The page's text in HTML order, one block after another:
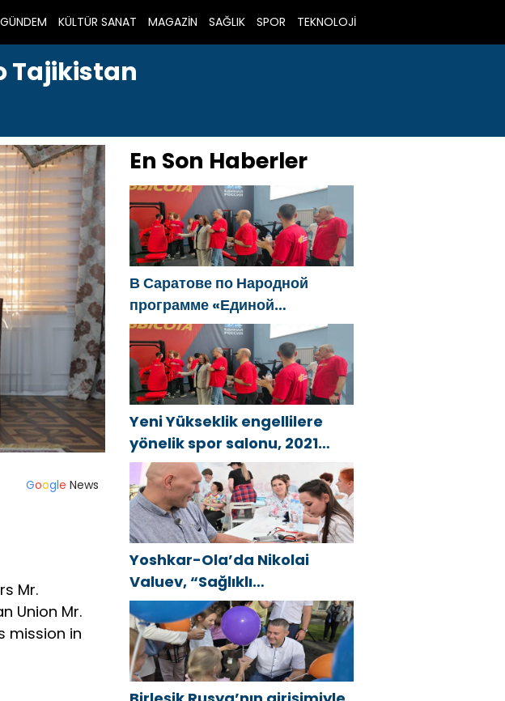
GÜNDEM KÜLTÜR SANAT MAGAZİN SAĞLIK SPOR TEKNOLOJİ
Tajikistan
Google News
Mr.
Union Mr.
mission in
En Son Haberler
В Саратове по Народной
программе «Единой
России»-2021 открылся
адаптивный спортзал «Новая
высота»
Yeni Yükseklik engellilere
yönelik spor salonu, 2021
Birleşik Rusya Halk Programı
kapsamında Saratov’da
açıldı
Yoshkar-Ola’da Nikolai
Valuev, “Sağlıklı
Cumhuriyet” projesiyle
tanıştı